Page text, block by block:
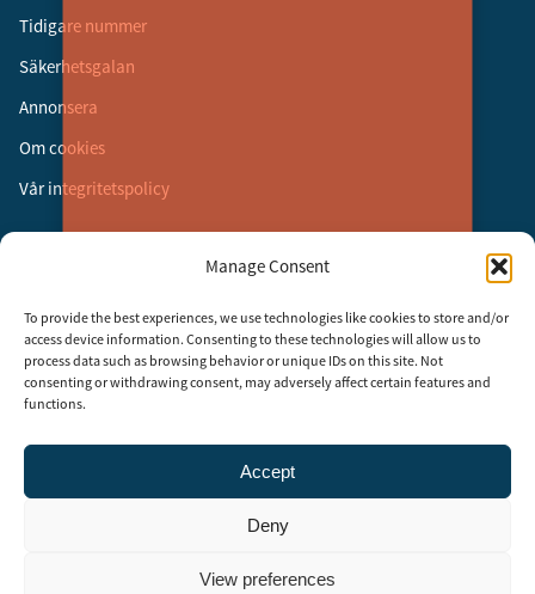
Manage Consent
To provide the best experiences, we use technologies like cookies to store and/or
access device information. Consenting to these technologies will allow us to
process data such as browsing behavior or unique IDs on this site. Not
consenting or withdrawing consent, may adversely affect certain features and
functions.
Accept
Deny
View preferences
Tidigare nummer
Säkerhetsgalan
Annonsera
Om cookies
Vår integritetspolicy
Instagram
LinkedIn
Säkerhet år 2003 för att stimulera, utveckla och informera om
branschens ledande företag och organisationer. Rådet träffas tre till